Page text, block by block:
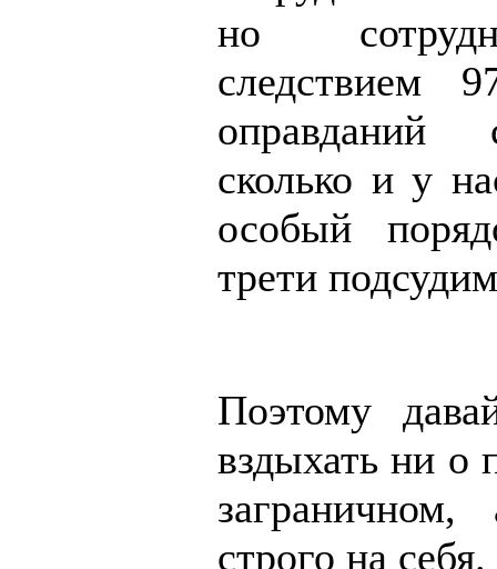
но
следствием
оправданий
сколько и у
особый
трети
Поэтому
вздыхать ни
строго на себя.